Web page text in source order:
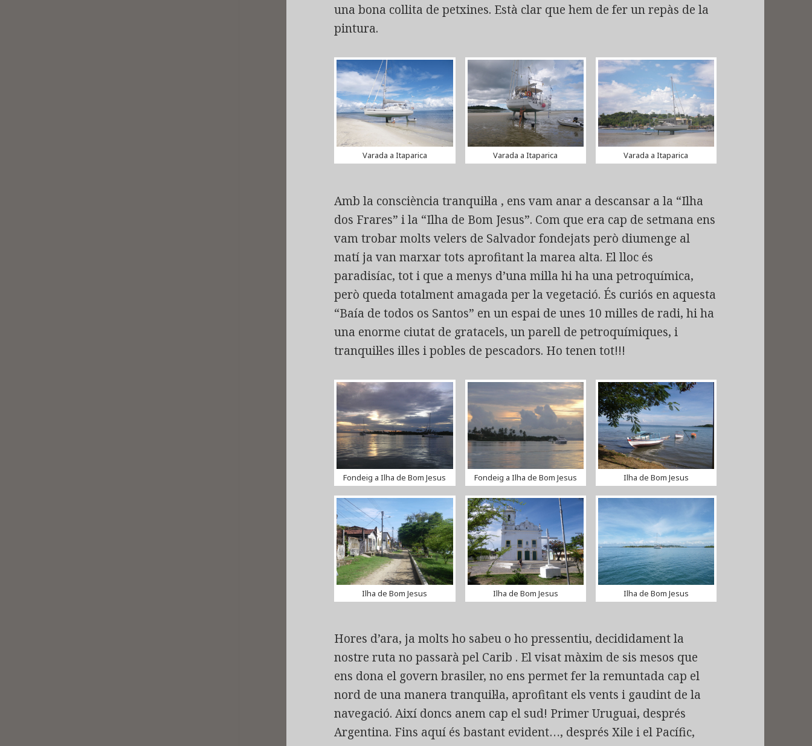
una bona collita de petxines. Està clar que hem de fer un repàs de la
pintura.
Varada a Itaparica Varada a Itaparica Varada a Itaparica
Amb la consciència tranquil·la , ens vam anar a descansar a la “Ilha
dos Frares” i la “Ilha de Bom Jesus”. Com que era cap de setmana ens
vam trobar molts velers de Salvador fondejats però diumenge al
matí ja van marxar tots aprofitant la marea alta. El lloc és
paradisíac, tot i que a menys d’una milla hi ha una petroquímica,
però queda totalment amagada per la vegetació. És curiós en aquesta
“Baía de todos os Santos” en un espai de unes 10 milles de radi, hi ha
una enorme ciutat de gratacels, un parell de petroquímiques, i
tranquil·les illes i pobles de pescadors. Ho tenen tot!!!
Fondeig a Ilha de Bom Jesus Fondeig a Ilha de Bom Jesus Ilha de Bom Jesus
Ilha de Bom Jesus Ilha de Bom Jesus Ilha de Bom Jesus
Hores d’ara, ja molts ho sabeu o ho pressentiu, decididament la
nostre ruta no passarà pel Carib . El visat màxim de sis mesos que
ens dona el govern brasiler, no ens permet fer la remuntada cap el
nord de una manera tranquil·la, aprofitant els vents i gaudint de la
navegació. Així doncs anem cap el sud! Primer Uruguai, després
Argentina. Fins aquí és bastant evident…, després Xile i el Pacífic,